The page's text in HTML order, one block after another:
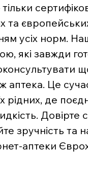
та
усіх норм.
які завжди
Це
рідних, де
Довірте
зручність та
аптеки